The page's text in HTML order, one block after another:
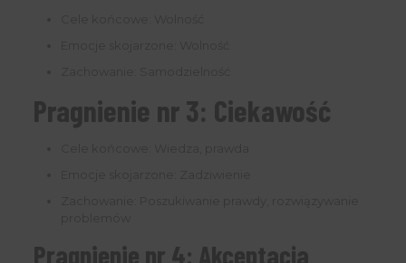
Pragnienie nr 3: Ciekawość
Pragnienie nr 4: Akceptacja